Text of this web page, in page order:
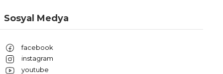
Sosyal Medya
facebook
instagram
youtube